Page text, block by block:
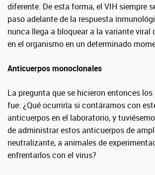
diferente. De esta forma, el VIH siempre
paso adelante de la respuesta
nunca llega a bloquear a la variante viral
en el organismo en un determinado
Anticuerpos monoclonales
La pregunta que se hicieron entonces
fue: ¿Qué ocurriría si contáramos con
anticuerpos en el laboratorio, y
de administrar estos anticuerpos de
neutralizante, a animales de
enfrentarlos con el virus?